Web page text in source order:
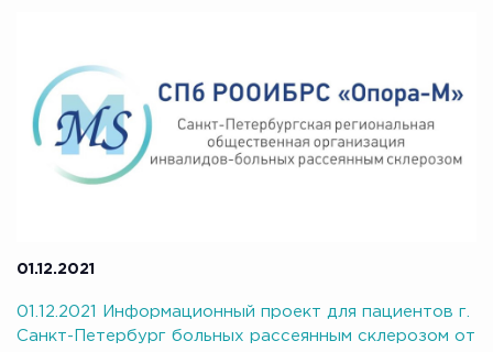
01.12.2021
01.12.2021 Информационный проект для пациентов г.
Санкт-Петербург больных рассеянным склерозом от